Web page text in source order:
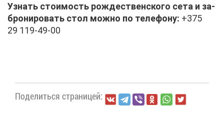
Узнать сто­и­мость рож­де­ствен­ско­го се­та и за­
бро­ни­ро­вать стол мож­но по те­ле­фо­ну: +375
29 119-49-00
По­де­лить­ся стра­ни­цей: